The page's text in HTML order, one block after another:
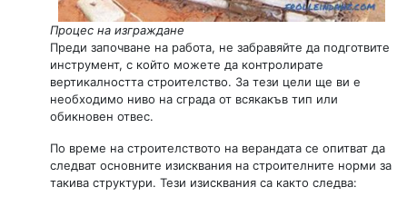
Процес на изграждане
Преди започване на работа, не забравяйте да подготвите
инструмент, с който можете да контролирате
вертикалността строителство. За тези цели ще ви е
необходимо ниво на сграда от всякакъв тип или
обикновен отвес.
По време на строителството на верандата се опитват да
следват основните изисквания на строителните норми за
такива структури. Тези изисквания са както следва: